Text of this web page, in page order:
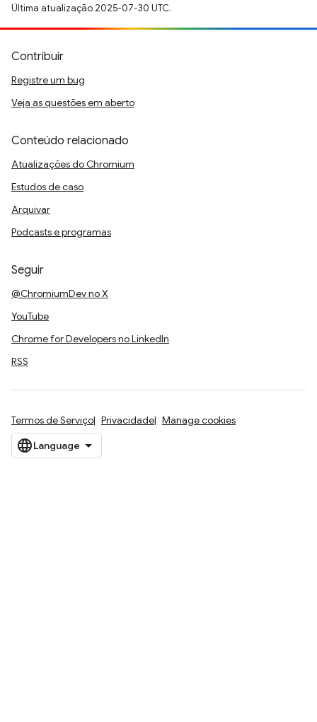
Última atualização 2025-07-30 UTC.
Contribuir
Registre um bug
Veja as questões em aberto
Conteúdo relacionado
Atualizações do Chromium
Estudos de caso
Arquivar
Podcasts e programas
Seguir
@ChromiumDev no X
YouTube
Chrome for Developers no LinkedIn
RSS
Termos de Serviço Privacidade Manage cookies